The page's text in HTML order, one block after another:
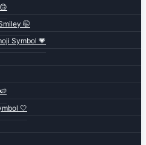
🤭
Symbol 💗
🤍